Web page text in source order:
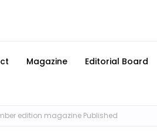
Magazine Editorial Board
edition magazine Published